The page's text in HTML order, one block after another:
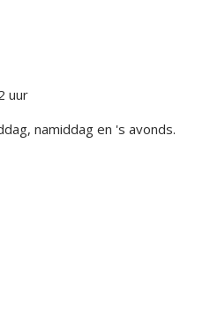
uur
namiddag en 's avonds.